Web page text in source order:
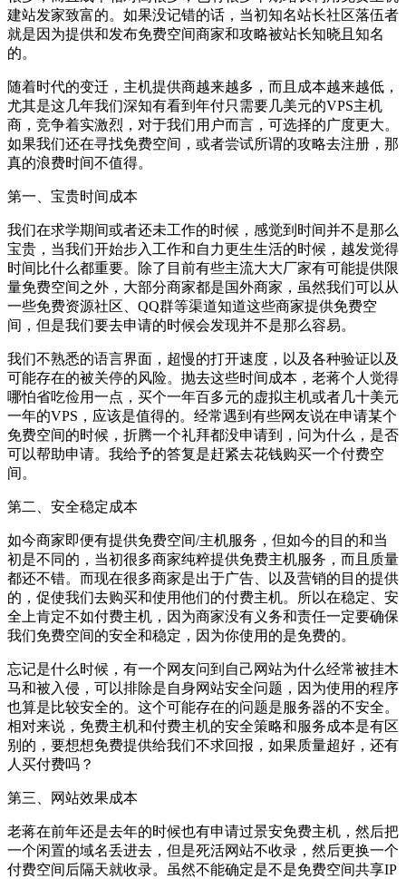
建站发家致富的。如果没记错的话，当初知名站长社区落伍者
就是因为提供和发布免费空间商家和攻略被站长知晓且知名
的。
随着时代的变迁，主机提供商越来越多，而且成本越来越低，
尤其是这几年我们深知有看到年付只需要几美元的VPS主机
商，竞争着实激烈，对于我们用户而言，可选择的广度更大。
如果我们还在寻找免费空间，或者尝试所谓的攻略去注册，那
真的浪费时间不值得。
第一、宝贵时间成本
我们在求学期间或者还未工作的时候，感觉到时间并不是那么
宝贵，当我们开始步入工作和自力更生生活的时候，越发觉得
时间比什么都重要。除了目前有些主流大大厂家有可能提供限
量免费空间之外，大部分商家都是国外商家，虽然我们可以从
一些免费资源社区、QQ群等渠道知道这些商家提供免费空
间，但是我们要去申请的时候会发现并不是那么容易。
我们不熟悉的语言界面，超慢的打开速度，以及各种验证以及
可能存在的被关停的风险。抛去这些时间成本，老蒋个人觉得
哪怕省吃俭用一点，买个一年百多元的虚拟主机或者几十美元
一年的VPS，应该是值得的。经常遇到有些网友说在申请某个
免费空间的时候，折腾一个礼拜都没申请到，问为什么，是否
可以帮助申请。我给予的答复是赶紧去花钱购买一个付费空
间。
第二、安全稳定成本
如今商家即便有提供免费空间/主机服务，但如今的目的和当
初是不同的，当初很多商家纯粹提供免费主机服务，而且质量
都还不错。而现在很多商家是出于广告、以及营销的目的提供
的，促使我们去购买和使用他们的付费主机。所以在稳定、安
全上肯定不如付费主机，因为商家没有义务和责任一定要确保
我们免费空间的安全和稳定，因为你使用的是免费的。
忘记是什么时候，有一个网友问到自己网站为什么经常被挂木
马和被入侵，可以排除是自身网站安全问题，因为使用的程序
也算是比较安全的。这个可能存在的问题是服务器的不安全。
相对来说，免费主机和付费主机的安全策略和服务成本是有区
别的，要想想免费提供给我们不求回报，如果质量超好，还有
人买付费吗？
第三、网站效果成本
老蒋在前年还是去年的时候也有申请过景安免费主机，然后把
一个闲置的域名丢进去，但是死活网站不收录，然后更换一个
付费空间后隔天就收录。虽然不能确定是不是免费空间共享IP